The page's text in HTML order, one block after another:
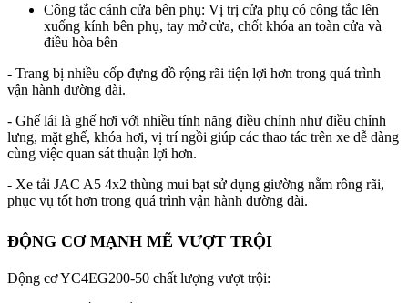
Công tắc cánh cửa bên phụ: Vị trị cửa phụ có công tắc lên
xuống kính bên phụ, tay mở cửa, chốt khóa an toàn cửa và
điều hòa bên
- Trang bị nhiều cốp đựng đồ rộng rãi tiện lợi hơn trong quá trình
vận hành đường dài.
- Ghế lái là ghế hơi với nhiều tính năng điều chỉnh như điều chỉnh
lưng, mặt ghế, khóa hơi, vị trí ngồi giúp các thao tác trên xe dễ dàng
cùng việc quan sát thuận lợi hơn.
- Xe tải JAC A5 4x2 thùng mui bạt sử dụng giường nằm rông rãi,
phục vụ tốt hơn trong quá trình vận hành đường dài.
ĐỘNG CƠ MẠNH MẼ VƯỢT TRỘI
Động cơ YC4EG200-50 chất lượng vượt trội: